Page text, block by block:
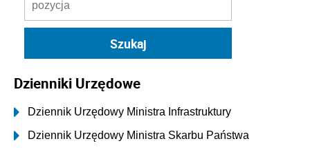
Dzienniki Urzędowe
Dziennik Urzędowy Ministra Infrastruktury
Dziennik Urzędowy Ministra Skarbu Państwa